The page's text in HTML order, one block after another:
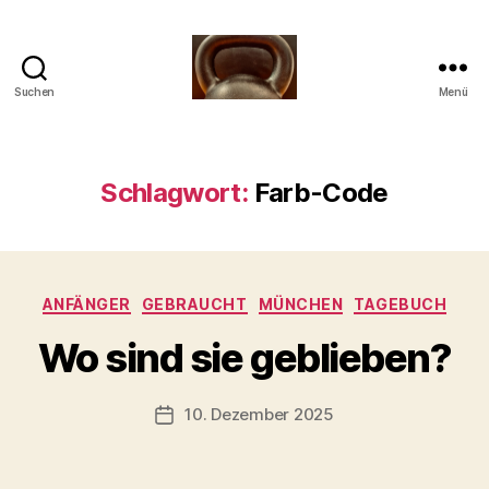
Suchen
der
Kettlebell
Menü
Schlagwort: Farb-Code
Kategorien
ANFÄNGER GEBRAUCHT MÜNCHEN TAGEBUCH
Wo sind sie geblieben?
Beitragsautor
o
b
-
c
Beitragsdatum
10. Dezember 2025